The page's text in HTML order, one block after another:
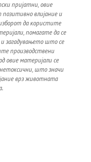
пријатни, овие
влијание и
да користите
помагате да се
загадувањето што се
производствени
овие материјали се
што значи
врз животната